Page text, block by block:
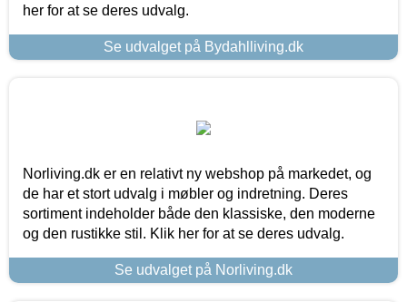
her for at se deres udvalg.
Se udvalget på Bydahlliving.dk
Norliving.dk er en relativt ny webshop på markedet, og
de har et stort udvalg i møbler og indretning. Deres
sortiment indeholder både den klassiske, den moderne
og den rustikke stil. Klik her for at se deres udvalg.
Se udvalget på Norliving.dk